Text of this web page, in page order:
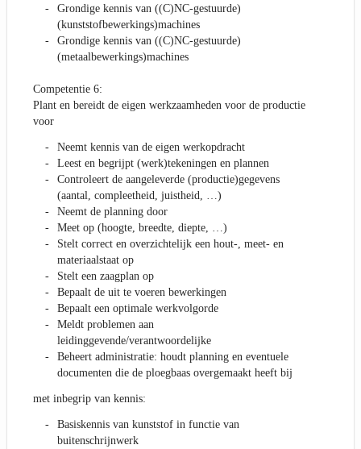
Grondige kennis van ((C)NC-gestuurde)
(kunststofbewerkings)machines
Grondige kennis van ((C)NC-gestuurde)
(metaalbewerkings)machines
Competentie 6:
Plant en bereidt de eigen werkzaamheden voor de productie
voor
Neemt kennis van de eigen werkopdracht
Leest en begrijpt (werk)tekeningen en plannen
Controleert de aangeleverde (productie)gegevens
(aantal, compleetheid, juistheid, …)
Neemt de planning door
Meet op (hoogte, breedte, diepte, …)
Stelt correct en overzichtelijk een hout-, meet- en
materiaalstaat op
Stelt een zaagplan op
Bepaalt de uit te voeren bewerkingen
Bepaalt een optimale werkvolgorde
Meldt problemen aan
leidinggevende/verantwoordelijke
Beheert administratie: houdt planning en eventuele
documenten die de ploegbaas overgemaakt heeft bij
met inbegrip van kennis:
Basiskennis van kunststof in functie van
buitenschrijnwerk